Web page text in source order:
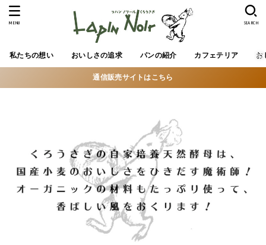
私たちの想い おいしさの追求 パンの紹介 カフェテリア お
SEARCH
MENU
通信販売サイトはこちら